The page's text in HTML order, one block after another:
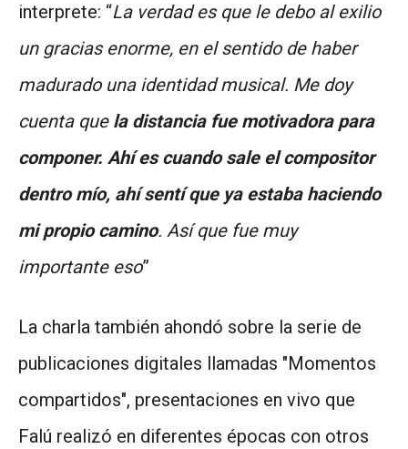
interprete: “La verdad es que le debo al exilio
un gracias enorme, en el sentido de haber
madurado una identidad musical. Me doy
cuenta que la distancia fue motivadora para
componer. Ahí es cuando sale el compositor
dentro mío, ahí sentí que ya estaba haciendo
mi propio camino. Así que fue muy
importante eso”
La charla también ahondó sobre la serie de
publicaciones digitales llamadas "Momentos
compartidos", presentaciones en vivo que
Falú realizó en diferentes épocas con otros